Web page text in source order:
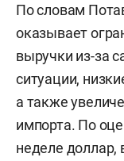
По словам
оказывает
выручки из-за
ситуации,
а также
импорта. По
неделе доллар,